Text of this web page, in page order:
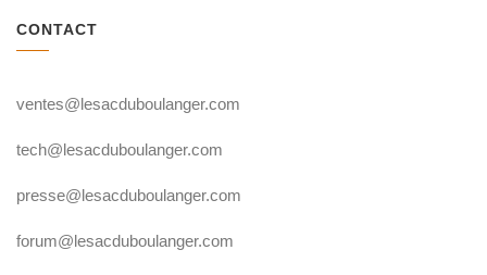
CONTACT
ventes@lesacduboulanger.com
tech@lesacduboulanger.com
presse@lesacduboulanger.com
forum@lesacduboulanger.com